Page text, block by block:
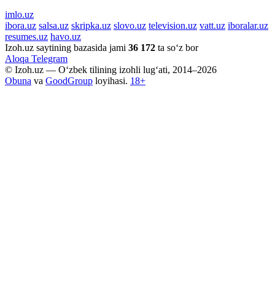
imlo.uz
ibora.uz salsa.uz skripka.uz slovo.uz television.uz vatt.uz iboralar.uz
resumes.uz havo.uz
Izoh.uz saytining bazasida jami 36 172 ta so‘z bor
Aloqa Telegram
© Izoh.uz — O‘zbek tilining izohli lug‘ati, 2014–2026
Obuna va GoodGroup loyihasi. 18+